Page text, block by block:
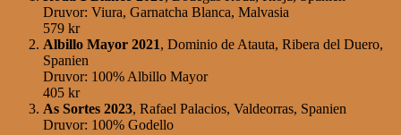
Druvor: Viura, Garnatcha Blanca, Malvasia
579 kr
Albillo Mayor 2021, Dominio de Atauta, Ribera del Duero,
Spanien
Druvor: 100% Albillo Mayor
405 kr
As Sortes 2023, Rafael Palacios, Valdeorras, Spanien
Druvor: 100% Godello